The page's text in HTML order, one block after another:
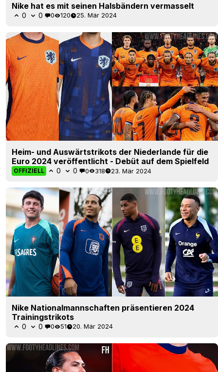
Nike hat es mit seinen Halsbändern vermasselt
0 0 0 120 25. Mär 2024
Heim- und Auswärtstrikots der Niederlande für die
Euro 2024 veröffentlicht - Debüt auf dem Spielfeld
OFFIZIELL 0 0 0 318 23. Mär 2024
Nike Nationalmannschaften präsentieren 2024
Trainingstrikots
0 0 0 51 20. Mär 2024